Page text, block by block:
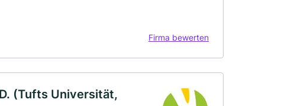
Firma bewerten
(Tufts Universität,